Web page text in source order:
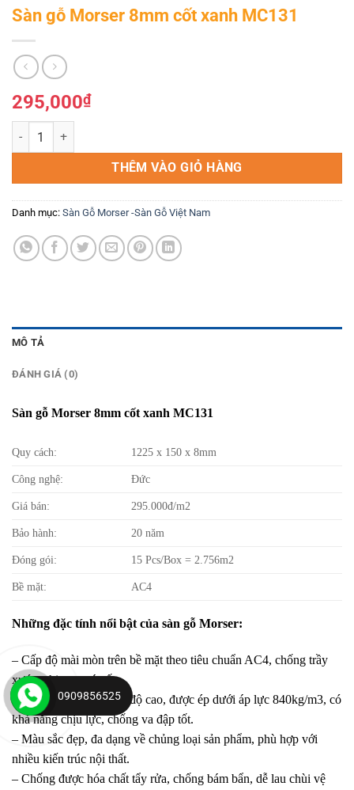
Sàn gỗ Morser 8mm cốt xanh MC131
295,000₫
Sàn gỗ Morser 8mm cốt xanh MC131 số lượng
THÊM VÀO GIỎ HÀNG
Danh mục: Sàn Gỗ Morser -Sàn Gỗ Việt Nam
MÔ TẢ
ĐÁNH GIÁ (0)
Sàn gỗ Morser 8mm cốt xanh MC131
Quy cách: 1225 x 150 x 8mm
Công nghệ: Đức
Giá bán: 295.000đ/m2
Bảo hành: 20 năm
Đóng gói: 15 Pcs/Box = 2.756m2
Bề mặt: AC4
Những đặc tính nổi bật của sàn gỗ Morser:
– Cấp độ mài mòn trên bề mặt theo tiêu chuẩn AC4, chống trầy
xước, chịu ma sát tốt.
– Lớp cốt gỗ HDF mật độ cao, được ép dưới áp lực 840kg/m3, có
khả năng chịu lực, chống va đập tốt.
– Màu sắc đẹp, đa dạng về chủng loại sản phẩm, phù hợp với
nhiều kiến trúc nội thất.
– Chống được hóa chất tẩy rửa, chống bám bẩn, dễ lau chùi vệ
0909856525